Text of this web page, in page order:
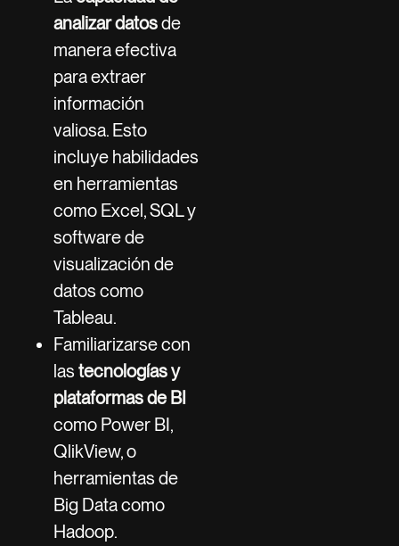
analizar datosde
manera efectiva
para extraer
información
valiosa. Esto
incluye habilidades
en herramientas
como Excel, SQL y
software de
visualización de
datos como
Tableau.
Familiarizarse con
las tecnologías y
plataformas de BI
como Power BI,
QlikView, o
herramientas de
Big Data como
Hadoop.